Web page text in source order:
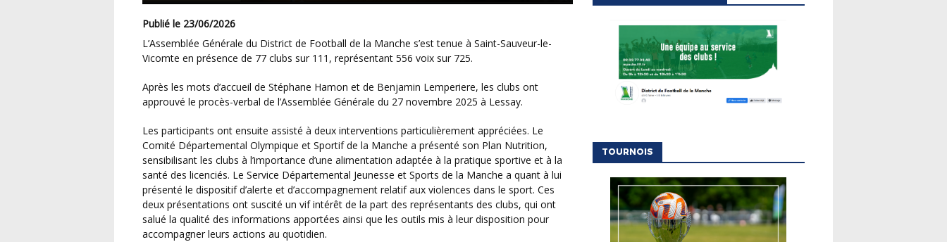
Publié le 23/06/2026
L’Assemblée Générale du District de Football de la Manche s’est tenue à Saint-Sauveur-le-
Vicomte en présence de 77 clubs sur 111, représentant 556 voix sur 725.
Après les mots d’accueil de Stéphane Hamon et de Benjamin Lemperiere, les clubs ont
approuvé le procès-verbal de l’Assemblée Générale du 27 novembre 2025 à Lessay.
Les participants ont ensuite assisté à deux interventions particulièrement appréciées. Le
Comité Départemental Olympique et Sportif de la Manche a présenté son Plan Nutrition,
sensibilisant les clubs à l’importance d’une alimentation adaptée à la pratique sportive et à la
santé des licenciés. Le Service Départemental Jeunesse et Sports de la Manche a quant à lui
présenté le dispositif d’alerte et d’accompagnement relatif aux violences dans le sport. Ces
deux présentations ont suscité un vif intérêt de la part des représentants des clubs, qui ont
salué la qualité des informations apportées ainsi que les outils mis à leur disposition pour
accompagner leurs actions au quotidien.
TOURNOIS